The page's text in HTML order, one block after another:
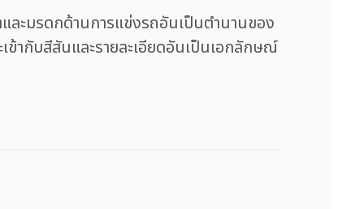
ะมรดกด้านการแข่งรถอันเป็นตำนานของ
ข้ากับสีสันและรายละเอียดอันเป็นเอกลักษณ์